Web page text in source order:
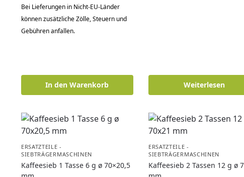
Bei Lieferungen in Nicht-EU-Länder
können zusätzliche Zölle, Steuern und
Gebühren anfallen.
In den Warenkorb Weiterlesen
ERSATZTEILE -
SIEBTRÄGERMASCHINEN
Kaffeesieb 1 Tasse 6 g ø 70×20,5
ERSATZTEILE -
SIEBTRÄGERMASCHINEN
Kaffeesieb 2 Tassen 12 g ø